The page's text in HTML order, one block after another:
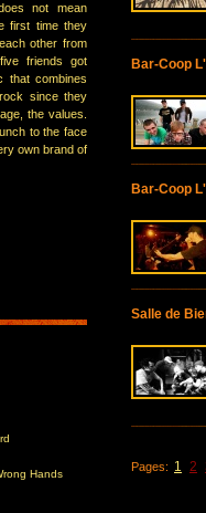
not mean
first time they
other from
friends got
that combines
since they
the values.
to the face
own brand of
Hands
Bar-Coop
Bar-Coop
Salle de
Pages: 1 2